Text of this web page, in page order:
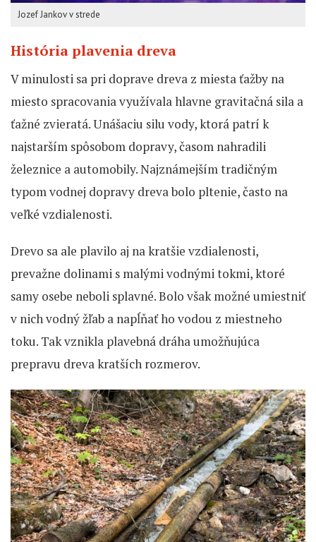
Jozef Jankov v strede
História plavenia dreva
V minulosti sa pri doprave dreva z miesta ťažby na
miesto spracovania využívala hlavne gravitačná sila a
ťažné zvieratá. Unášaciu silu vody, ktorá patrí k
najstarším spôsobom dopravy, časom nahradili
železnice a automobily. Najznámejším tradičným
typom vodnej dopravy dreva bolo pltenie, často na
veľké vzdialenosti.
Drevo sa ale plavilo aj na kratšie vzdialenosti,
prevažne dolinami s malými vodnými tokmi, ktoré
samy osebe neboli splavné. Bolo však možné umiestniť
v nich vodný žľab a napĺňať ho vodou z miestneho
toku. Tak vznikla plavebná dráha umožňujúca
prepravu dreva kratších rozmerov.